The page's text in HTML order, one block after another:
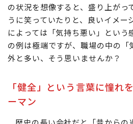
う……ホント、気持ち悪い」
ある女性管理職が、私にそう愚
の状況を想像すると、盛り上がっ
うに笑っていたりと、良いイメー
によっては「気持ち悪い」という
外と多い、そう思いませんか？
「健全」という言葉に憧れ